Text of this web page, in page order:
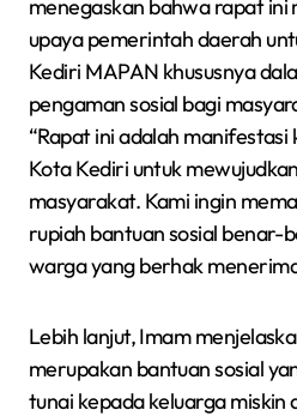
menegaskan bahwa rapat
upaya pemerintah daerah
Kediri MAPAN khususnya
pengaman sosial bagi
“Rapat ini adalah
Kota Kediri untuk
masyarakat. Kami ingin
rupiah bantuan sosial benar-
warga yang berhak
Lebih lanjut, Imam
merupakan bantuan sosial
tunai kepada keluarga